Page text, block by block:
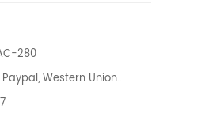
280
Western Union...